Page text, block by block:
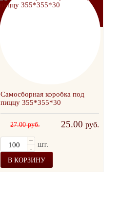
Самосборная коробка под
пиццу 355*355*30
27.00 руб. 25.00 руб.
+
-
шт.
В КОРЗИНУ